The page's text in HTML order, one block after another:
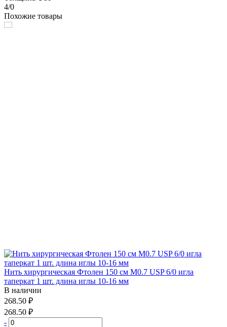
4/0
Похожие товары
Нить хирургическая Фтолен 150 см М0.7 USP 6/0 игла
таперкат 1 шт. длина иглы 10-16 мм
В наличии
268.50 ₽
268.50 ₽
-